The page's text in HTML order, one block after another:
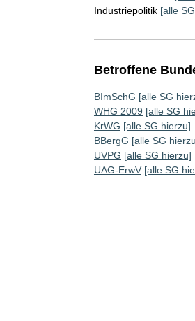
Industriepolitik [alle
Betroffene
BImSchG [alle SG
WHG 2009 [alle SG
KrWG [alle SG hierzu]
BBergG [alle SG
UVPG [alle SG hierzu]
UAG-ErwV [alle SG